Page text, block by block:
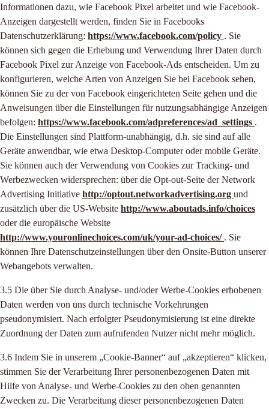
Informationen dazu, wie Facebook Pixel arbeitet und wie Facebook-
Anzeigen dargestellt werden, finden Sie in Facebooks
Datenschutzerklärung: https://www.facebook.com/policy . Sie
können sich gegen die Erhebung und Verwendung Ihrer Daten durch
Facebook Pixel zur Anzeige von Facebook-Ads entscheiden. Um zu
konfigurieren, welche Arten von Anzeigen Sie bei Facebook sehen,
können Sie zu der von Facebook eingerichteten Seite gehen und die
Anweisungen über die Einstellungen für nutzungsabhängige Anzeigen
befolgen: https://www.facebook.com/adpreferences/ad_settings .
Die Einstellungen sind Plattform-unabhängig, d.h. sie sind auf alle
Geräte anwendbar, wie etwa Desktop-Computer oder mobile Geräte.
Sie können auch der Verwendung von Cookies zur Tracking- und
Werbezwecken widersprechen: über die Opt-out-Seite der Network
Advertising Initiative http://optout.networkadvertising.org und
zusätzlich über die US-Website http://www.aboutads.info/choices
oder die europäische Website
http://www.youronlinechoices.com/uk/your-ad-choices/ . Sie
können Ihre Datenschutzeinstellungen über den Onsite-Button unserer
Webangebots verwalten.
3.5 Die über Sie durch Analyse- und/oder Werbe-Cookies erhobenen
Daten werden von uns durch technische Vorkehrungen
pseudonymisiert. Nach erfolgter Pseudonymisierung ist eine direkte
Zuordnung der Daten zum aufrufenden Nutzer nicht mehr möglich.
3.6 Indem Sie in unserem „Cookie-Banner“ auf „akzeptieren“ klicken,
stimmen Sie der Verarbeitung Ihrer personenbezogenen Daten mit
Hilfe von Analyse- und Werbe-Cookies zu den oben genannten
Zwecken zu. Die Verarbeitung dieser personenbezogenen Daten